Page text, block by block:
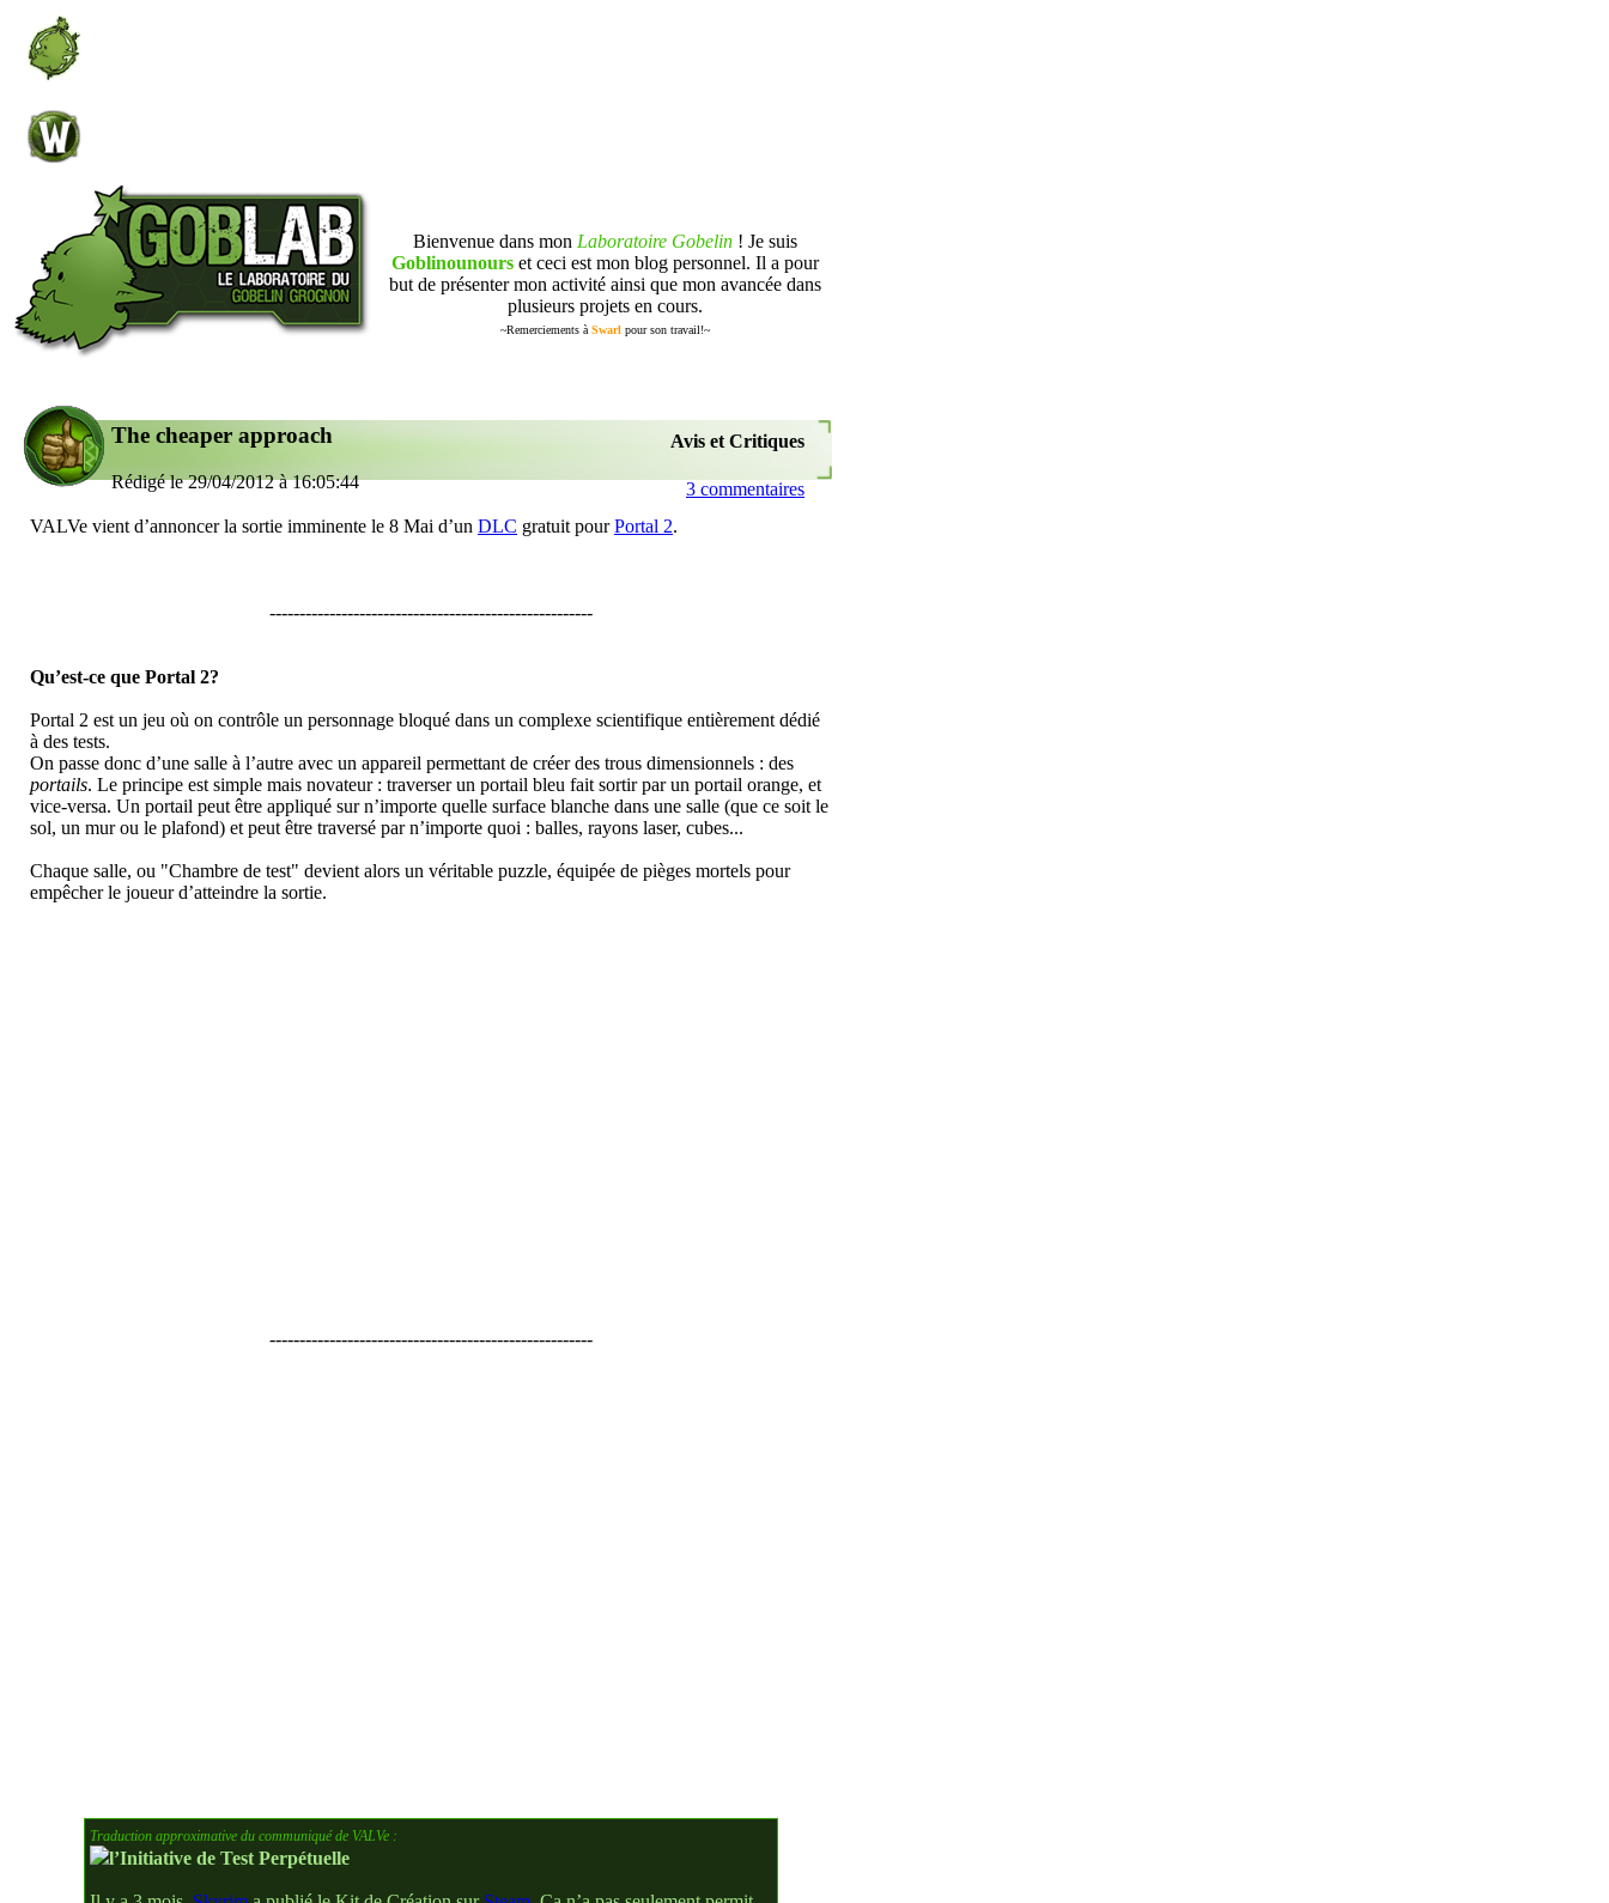
Bienvenue dans mon Laboratoire Gobelin! Je suis
Goblinounourset ceci est mon blog personnel. Il a pour
but de présenter mon activité ainsi que mon avancée dans
plusieurs projets en cours.
~Remerciements à Swarlpour son travail!~
Avis et Critiques
3 commentaires
The cheaper approach
Rédigé le 29/04/2012 à 16:05:44
VALVe vient d’annoncer la sortie imminente le 8 Mai d’un DLC gratuit pourPortal 2.
------------------------------------------------------
Qu’est-ce que Portal 2?
Portal 2 est un jeu où on contrôle un personnage bloqué dans un complexe scientifique entièrement dédié
à des tests.
On passe donc d’une salle à l’autre avec un appareil permettant de créer des trous dimensionnels : des
portails. Le principe est simple mais novateur : traverser un portail bleu fait sortir par un portail orange, et
vice-versa. Un portail peut être appliqué sur n’importe quelle surface blanche dans une salle (que ce soit le
sol, un mur ou le plafond) et peut être traversé par n’importe quoi : balles, rayons laser, cubes...
Chaque salle, ou "Chambre de test" devient alors un véritable puzzle, équipée de pièges mortels pour
empêcher le joueur d’atteindre la sortie.
------------------------------------------------------
Traduction approximative du communiqué de VALVe :
l’Initiative de Test Perpétuelle